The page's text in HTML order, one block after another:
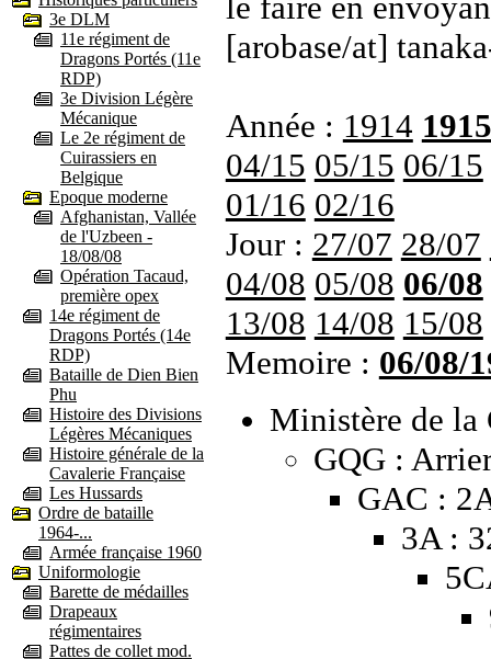
3e DLM
11e régiment de
Dragons Portés (11e
RDP)
3e Division Légère
Mécanique
Le 2e régiment de
Cuirassiers en
Belgique
Epoque moderne
Afghanistan, Vallée
de l'Uzbeen -
18/08/08
Opération Tacaud,
première opex
14e régiment de
Dragons Portés (14e
RDP)
Bataille de Dien Bien
Phu
Histoire des Divisions
Légères Mécaniques
Histoire générale de la
Cavalerie Française
Les Hussards
Ordre de bataille
1964-...
Armée française 1960
Uniformologie
Barette de médailles
Drapeaux
régimentaires
Pattes de collet mod.
[arobase/at]
Année : 1914 1915
04/15 05/15 06/15
01/16 02/16
Jour : 27/07 28/07
04/08 05/08 06/08
13/08 14/08 15/08
Memoire : 06/08/
Ministère de la
GQG :
GAC :
3A :